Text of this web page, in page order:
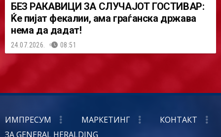
БЕЗ РАКАВИЦИ ЗА СЛУЧАЈОТ ГОСТИВАР:
Ќе пијат фекалии, ама граѓанска држава
нема да дадат!
24.07.2026. 08:51
ИМПРЕСУМ МАРКЕТИНГ
КОНТАКТ
ЗА GENERAL HERALDING